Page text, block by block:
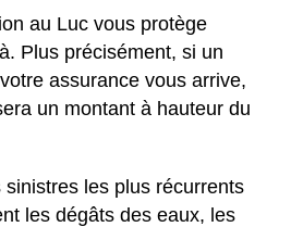
au Luc vous protège
Plus précisément, si un
assurance vous arrive,
un montant à hauteur du
les plus récurrents
les dégâts des eaux, les